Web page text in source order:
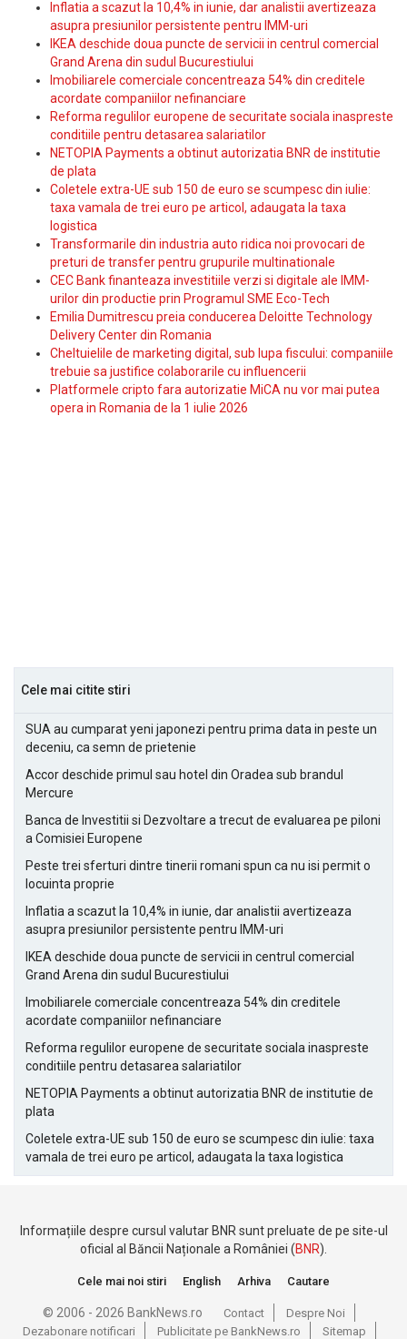
Inflatia a scazut la 10,4% in iunie, dar analistii avertizeaza
asupra presiunilor persistente pentru IMM-uri
IKEA deschide doua puncte de servicii in centrul comercial
Grand Arena din sudul Bucurestiului
Imobiliarele comerciale concentreaza 54% din creditele
acordate companiilor nefinanciare
Reforma regulilor europene de securitate sociala inaspreste
conditiile pentru detasarea salariatilor
NETOPIA Payments a obtinut autorizatia BNR de institutie
de plata
Coletele extra-UE sub 150 de euro se scumpesc din iulie:
taxa vamala de trei euro pe articol, adaugata la taxa
logistica
Transformarile din industria auto ridica noi provocari de
preturi de transfer pentru grupurile multinationale
CEC Bank finanteaza investitiile verzi si digitale ale IMM-
urilor din productie prin Programul SME Eco-Tech
Emilia Dumitrescu preia conducerea Deloitte Technology
Delivery Center din Romania
Cheltuielile de marketing digital, sub lupa fiscului: companiile
trebuie sa justifice colaborarile cu influencerii
Platformele cripto fara autorizatie MiCA nu vor mai putea
opera in Romania de la 1 iulie 2026
Cele mai citite stiri
SUA au cumparat yeni japonezi pentru prima data in peste un
deceniu, ca semn de prietenie
Accor deschide primul sau hotel din Oradea sub brandul
Mercure
Banca de Investitii si Dezvoltare a trecut de evaluarea pe piloni
a Comisiei Europene
Peste trei sferturi dintre tinerii romani spun ca nu isi permit o
locuinta proprie
Inflatia a scazut la 10,4% in iunie, dar analistii avertizeaza
asupra presiunilor persistente pentru IMM-uri
IKEA deschide doua puncte de servicii in centrul comercial
Grand Arena din sudul Bucurestiului
Imobiliarele comerciale concentreaza 54% din creditele
acordate companiilor nefinanciare
Reforma regulilor europene de securitate sociala inaspreste
conditiile pentru detasarea salariatilor
NETOPIA Payments a obtinut autorizatia BNR de institutie de
plata
Coletele extra-UE sub 150 de euro se scumpesc din iulie: taxa
vamala de trei euro pe articol, adaugata la taxa logistica
Informațiile despre cursul valutar BNR sunt preluate de pe site-ul
oficial al Băncii Naționale a României (BNR).
Cele mai noi stiri English Arhiva Cautare
© 2006 - 2026 BankNews.ro Contact
Despre Noi
Dezabonare notificari
Publicitate pe BankNews.ro Sitemap